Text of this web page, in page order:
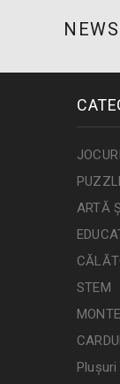
ARTĂ
STEM
Plușuri